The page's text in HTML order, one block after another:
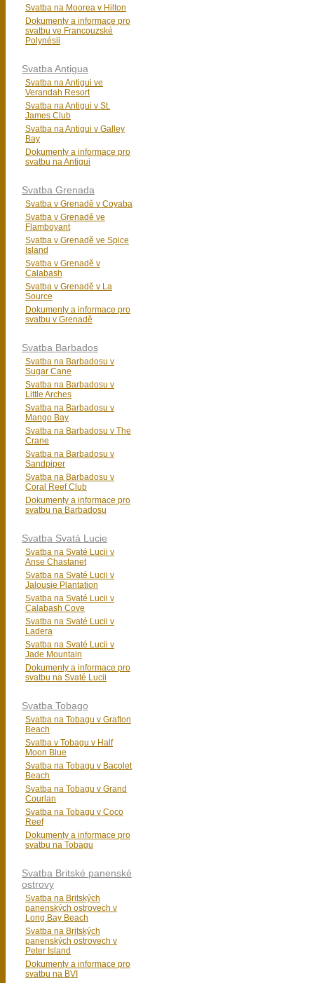
Svatba na Moorea v Hilton
Dokumenty a informace pro
svatbu ve Francouzské
Polynésii
Svatba Antigua
Svatba na Antigui ve
Verandah Resort
Svatba na Antigui v St.
James Club
Svatba na Antigui v Galley
Bay
Dokumenty a informace pro
svatbu na Antigui
Svatba Grenada
Svatba v Grenadě v Coyaba
Svatba v Grenadě ve
Flamboyant
Svatba v Grenadě ve Spice
Island
Svatba v Grenadě v
Calabash
Svatba v Grenadě v La
Source
Dokumenty a informace pro
svatbu v Grenadě
Svatba Barbados
Svatba na Barbadosu v
Sugar Cane
Svatba na Barbadosu v
Little Arches
Svatba na Barbadosu v
Mango Bay
Svatba na Barbadosu v The
Crane
Svatba na Barbadosu v
Sandpiper
Svatba na Barbadosu v
Coral Reef Club
Dokumenty a informace pro
svatbu na Barbadosu
Svatba Svatá Lucie
Svatba na Svaté Lucii v
Anse Chastanet
Svatba na Svaté Lucii v
Jalousie Plantation
Svatba na Svaté Lucii v
Calabash Cove
Svatba na Svaté Lucii v
Ladera
Svatba na Svaté Lucii v
Jade Mountain
Dokumenty a informace pro
svatbu na Svaté Lucii
Svatba Tobago
Svatba na Tobagu v Grafton
Beach
Svatba v Tobagu v Half
Moon Blue
Svatba na Tobagu v Bacolet
Beach
Svatba na Tobagu v Grand
Courlan
Svatba na Tobagu v Coco
Reef
Dokumenty a informace pro
svatbu na Tobagu
Svatba Britské panenské
ostrovy
Svatba na Britských
panenských ostrovech v
Long Bay Beach
Svatba na Britských
panenských ostrovech v
Peter Island
Dokumenty a informace pro
svatbu na BVI